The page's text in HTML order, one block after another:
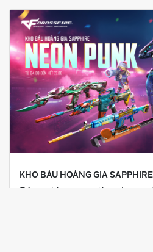
KHO BÁU HOÀNG GIA
Bộ sưu tập mang đậm phong